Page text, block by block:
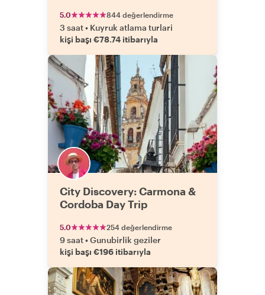
5.0 844 değerlendirme
3 saat• Kuyruk atlama turlari
kişi başı €78.74 itibarıyla
City Discovery: Carmona &
Cordoba Day Trip
5.0 254 değerlendirme
9 saat•Gunubirlik geziler
kişi başı €196 itibarıyla